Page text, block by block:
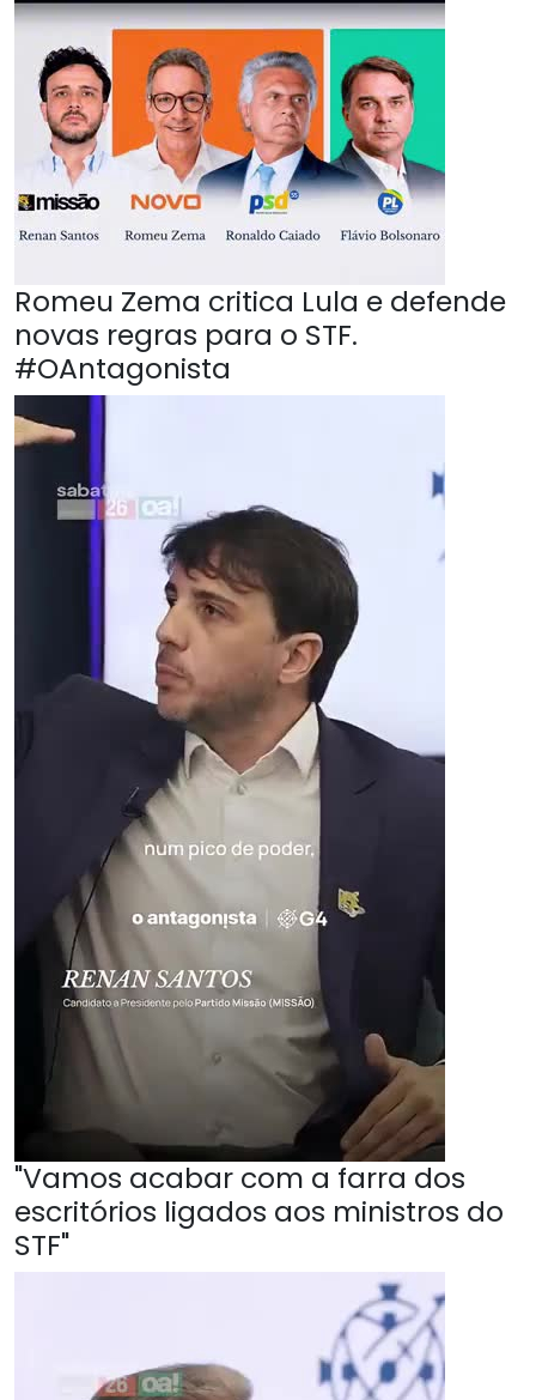
Romeu Zema critica Lula e defende
novas regras para o STF.
#OAntagonista
"Vamos acabar com a farra dos
escritórios ligados aos ministros do
STF"